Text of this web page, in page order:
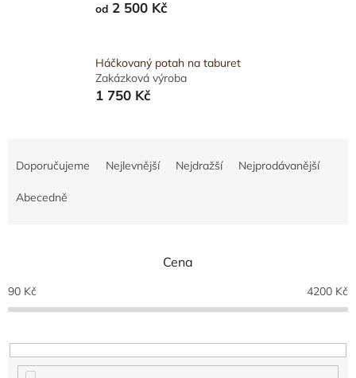
od 2 500 Kč
Háčkovaný potah na taburet
Zakázková výroba
1 750 Kč
o
d
k
t
Doporučujeme Nejlevnější Nejdražší Nejprodávanější
Abecedně
Cena
90 Kč 4200 Kč